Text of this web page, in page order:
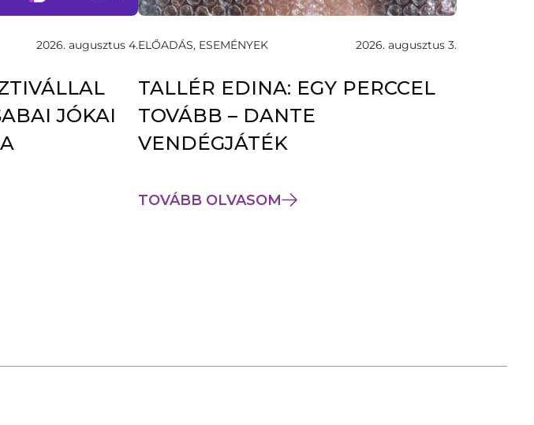
2026. augusztus 4.
JÓKAI
ELŐADÁS, ESEMÉNYEK 2026. augusztus 3.
TALLÉR EDINA: EGY PERCCEL
TOVÁBB – DANTE
VENDÉGJÁTÉK
TOVÁBB OLVASOM